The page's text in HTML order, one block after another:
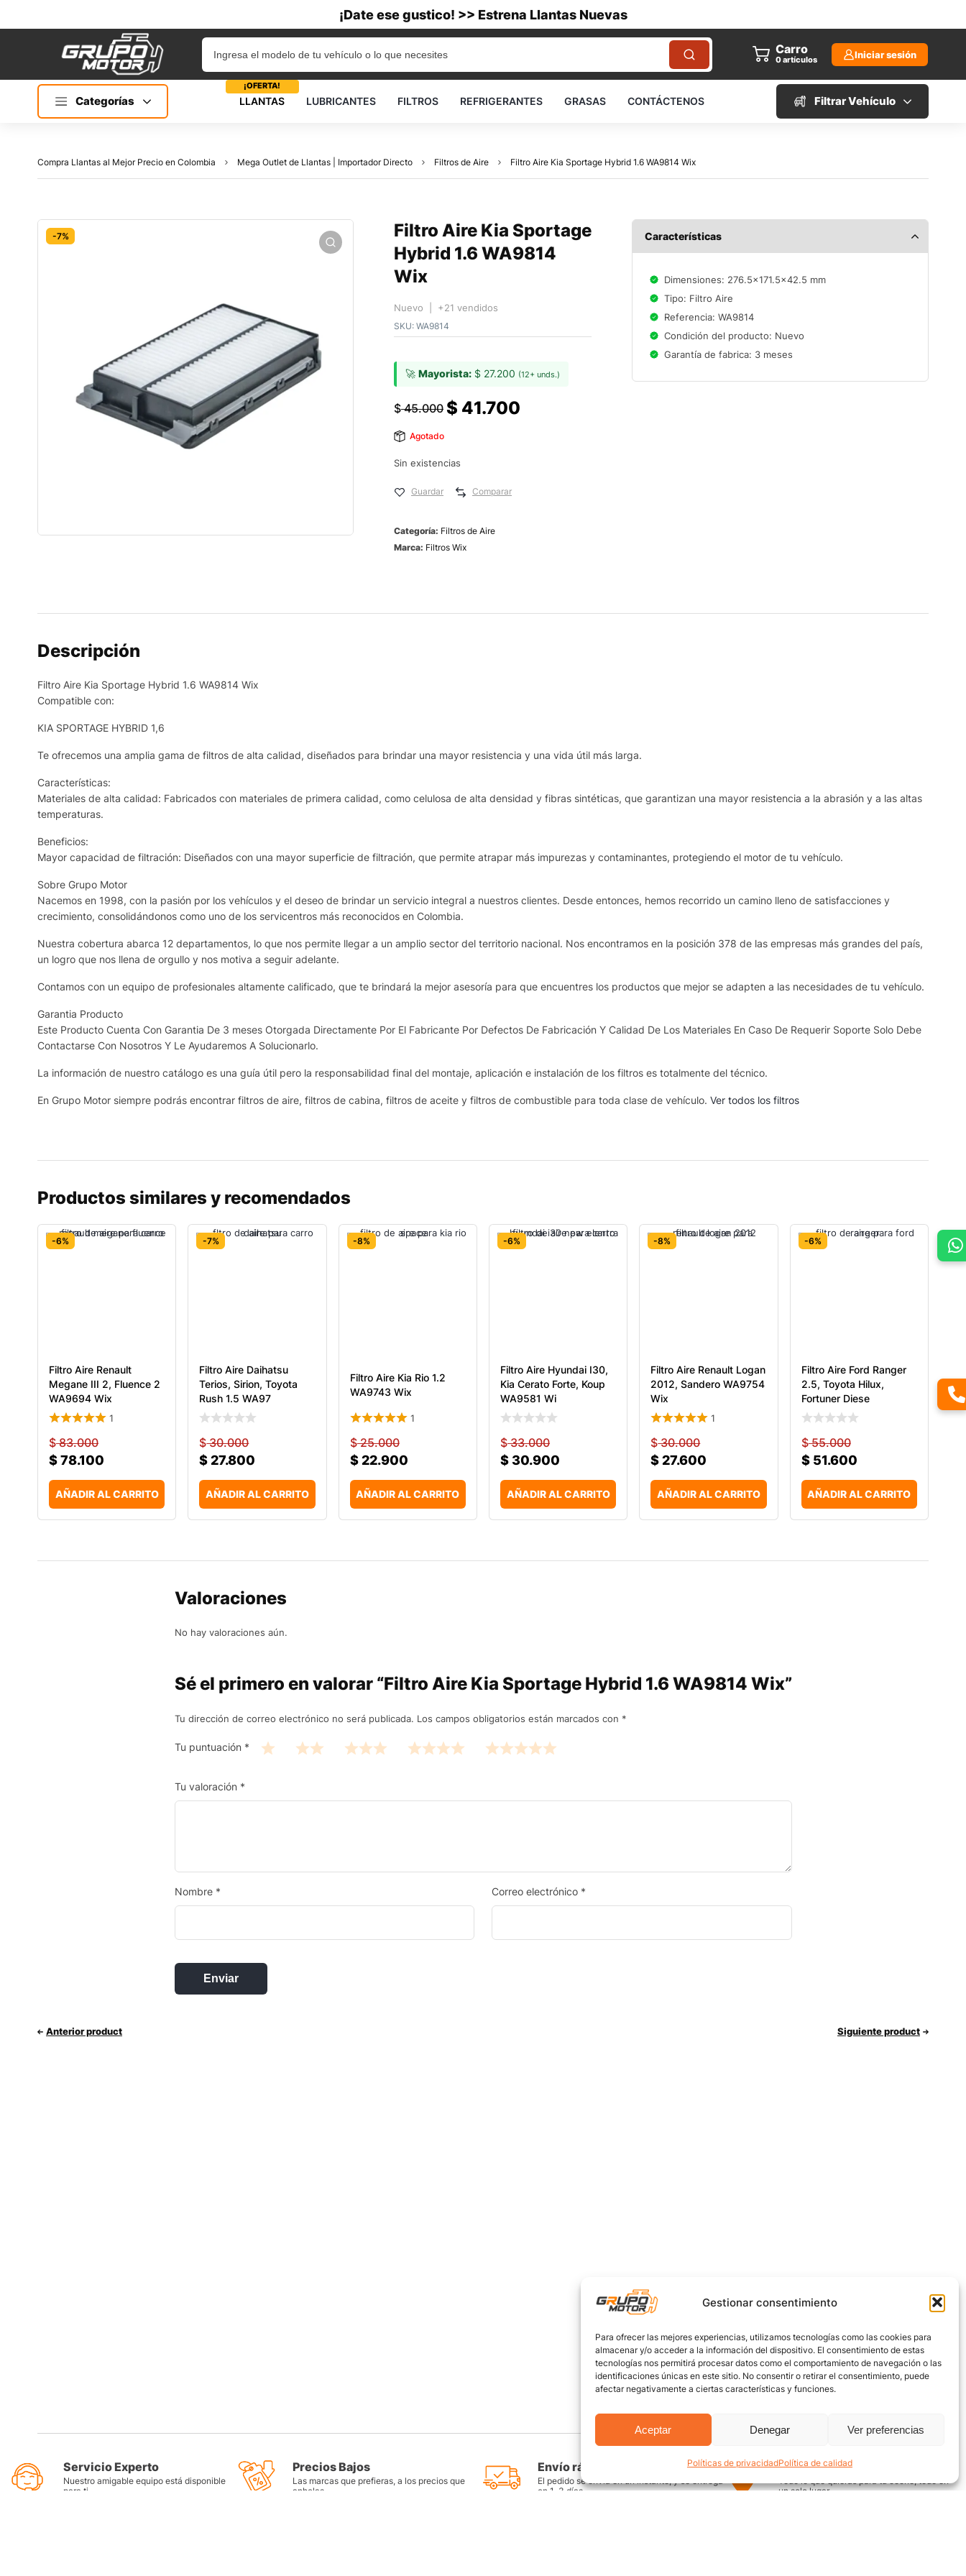
Gestionar consentimiento
Para ofrecer las mejores experiencias, utilizamos tecnologías como las cookies para
almacenar y/o acceder a la información del dispositivo. El consentimiento de estas
tecnologías nos permitirá procesar datos como el comportamiento de navegación o las
identificaciones únicas en este sitio. No consentir o retirar el consentimiento, puede
afectar negativamente a ciertas características y funciones.
Aceptar Denegar Ver preferencias
Políticas de privacidadPolítica de calidad
¡Date ese gustico! >> Estrena Llantas Nuevas
Carro
0artículos Iniciar sesión
Categorías LLANTAS
¡OFERTA!
LUBRICANTES FILTROS REFRIGERANTES GRASAS CONTÁCTENOS Filtrar Vehículo
Compra Llantas al Mejor Precio en Colombia Mega Outlet de Llantas | Importador Directo Filtros de Aire Filtro Aire Kia Sportage Hybrid 1.6 WA9814 Wix
-7%
Filtro Aire Kia Sportage
Hybrid 1.6 WA9814
Wix
Nuevo | +21 vendidos
SKU: WA9814
🚀 Mayorista: $ 27.200 (12+ unds.)
$45.000 $ 41.700
Agotado
Sin existencias
Guardar Comparar
Categoría: Filtros de Aire
Marca: Filtros Wix
Características
Dimensiones: 276.5x171.5x42.5 mm
Tipo: Filtro Aire
Referencia: WA9814
Condición del producto: Nuevo
Garantía de fabrica: 3 meses
Descripción
Filtro Aire Kia Sportage Hybrid 1.6 WA9814 Wix
Compatible con:
KIA SPORTAGE HYBRID 1,6
Te ofrecemos una amplia gama de filtros de alta calidad, diseñados para brindar una mayor resistencia y una vida útil más larga.
Características:
Materiales de alta calidad: Fabricados con materiales de primera calidad, como celulosa de alta densidad y fibras sintéticas, que garantizan una mayor resistencia a la abrasión y a las altas
temperaturas.
Beneficios:
Mayor capacidad de filtración: Diseñados con una mayor superficie de filtración, que permite atrapar más impurezas y contaminantes, protegiendo el motor de tu vehículo.
Sobre Grupo Motor
Nacemos en 1998, con la pasión por los vehículos y el deseo de brindar un servicio integral a nuestros clientes. Desde entonces, hemos recorrido un camino lleno de satisfacciones y
crecimiento, consolidándonos como uno de los servicentros más reconocidos en Colombia.
Nuestra cobertura abarca 12 departamentos, lo que nos permite llegar a un amplio sector del territorio nacional. Nos encontramos en la posición 378 de las empresas más grandes del país,
un logro que nos llena de orgullo y nos motiva a seguir adelante.
Contamos con un equipo de profesionales altamente calificado, que te brindará la mejor asesoría para que encuentres los productos que mejor se adapten a las necesidades de tu vehículo.
Garantia Producto
Este Producto Cuenta Con Garantia De 3 meses Otorgada Directamente Por El Fabricante Por Defectos De Fabricación Y Calidad De Los Materiales En Caso De Requerir Soporte Solo Debe
Contactarse Con Nosotros Y Le Ayudaremos A Solucionarlo.
La información de nuestro catálogo es una guía útil pero la responsabilidad final del montaje, aplicación e instalación de los filtros es totalmente del técnico.
En Grupo Motor siempre podrás encontrar filtros de aire, filtros de cabina, filtros de aceite y filtros de combustible para toda clase de vehículo. Ver todos los filtros
Productos similares y recomendados
-6%
Filtro Aire Renault
Megane III 2, Fluence 2
WA9694 Wix
1
$83.000
$78.100
AÑADIR AL CARRITO
-7%
Filtro Aire Daihatsu
Terios, Sirion, Toyota
Rush 1.5 WA97
$30.000
$27.800
AÑADIR AL CARRITO
-8%
Filtro Aire Kia Rio 1.2
WA9743 Wix
1
$25.000
$22.900
AÑADIR AL CARRITO
-6%
Filtro Aire Hyundai I30,
Kia Cerato Forte, Koup
WA9581 Wi
$33.000
$30.900
AÑADIR AL CARRITO
-8%
Filtro Aire Renault Logan
2012, Sandero WA9754
Wix
1
$30.000
$27.600
AÑADIR AL CARRITO
-6%
Filtro Aire Ford Ranger
2.5, Toyota Hilux,
Fortuner Diese
$55.000
$51.600
AÑADIR AL CARRITO
Valoraciones
No hay valoraciones aún.
Sé el primero en valorar “Filtro Aire Kia Sportage Hybrid 1.6 WA9814 Wix”
Tu dirección de correo electrónico no será publicada. Los campos obligatorios están marcados con *
Tu puntuación *
Tu valoración *
Nombre * Correo electrónico *
Anterior product Siguiente product
Servicio Experto
Nuestro amigable equipo está disponible
para ti
Precios Bajos
Las marcas que prefieras, a los precios que
anhelas
Envío rápido y seguro
El pedido se envía en un instante, y se entrega
en 1-3 días
Encuentra aquí
Todo lo que quieras para tu coche, todo en
un solo lugar